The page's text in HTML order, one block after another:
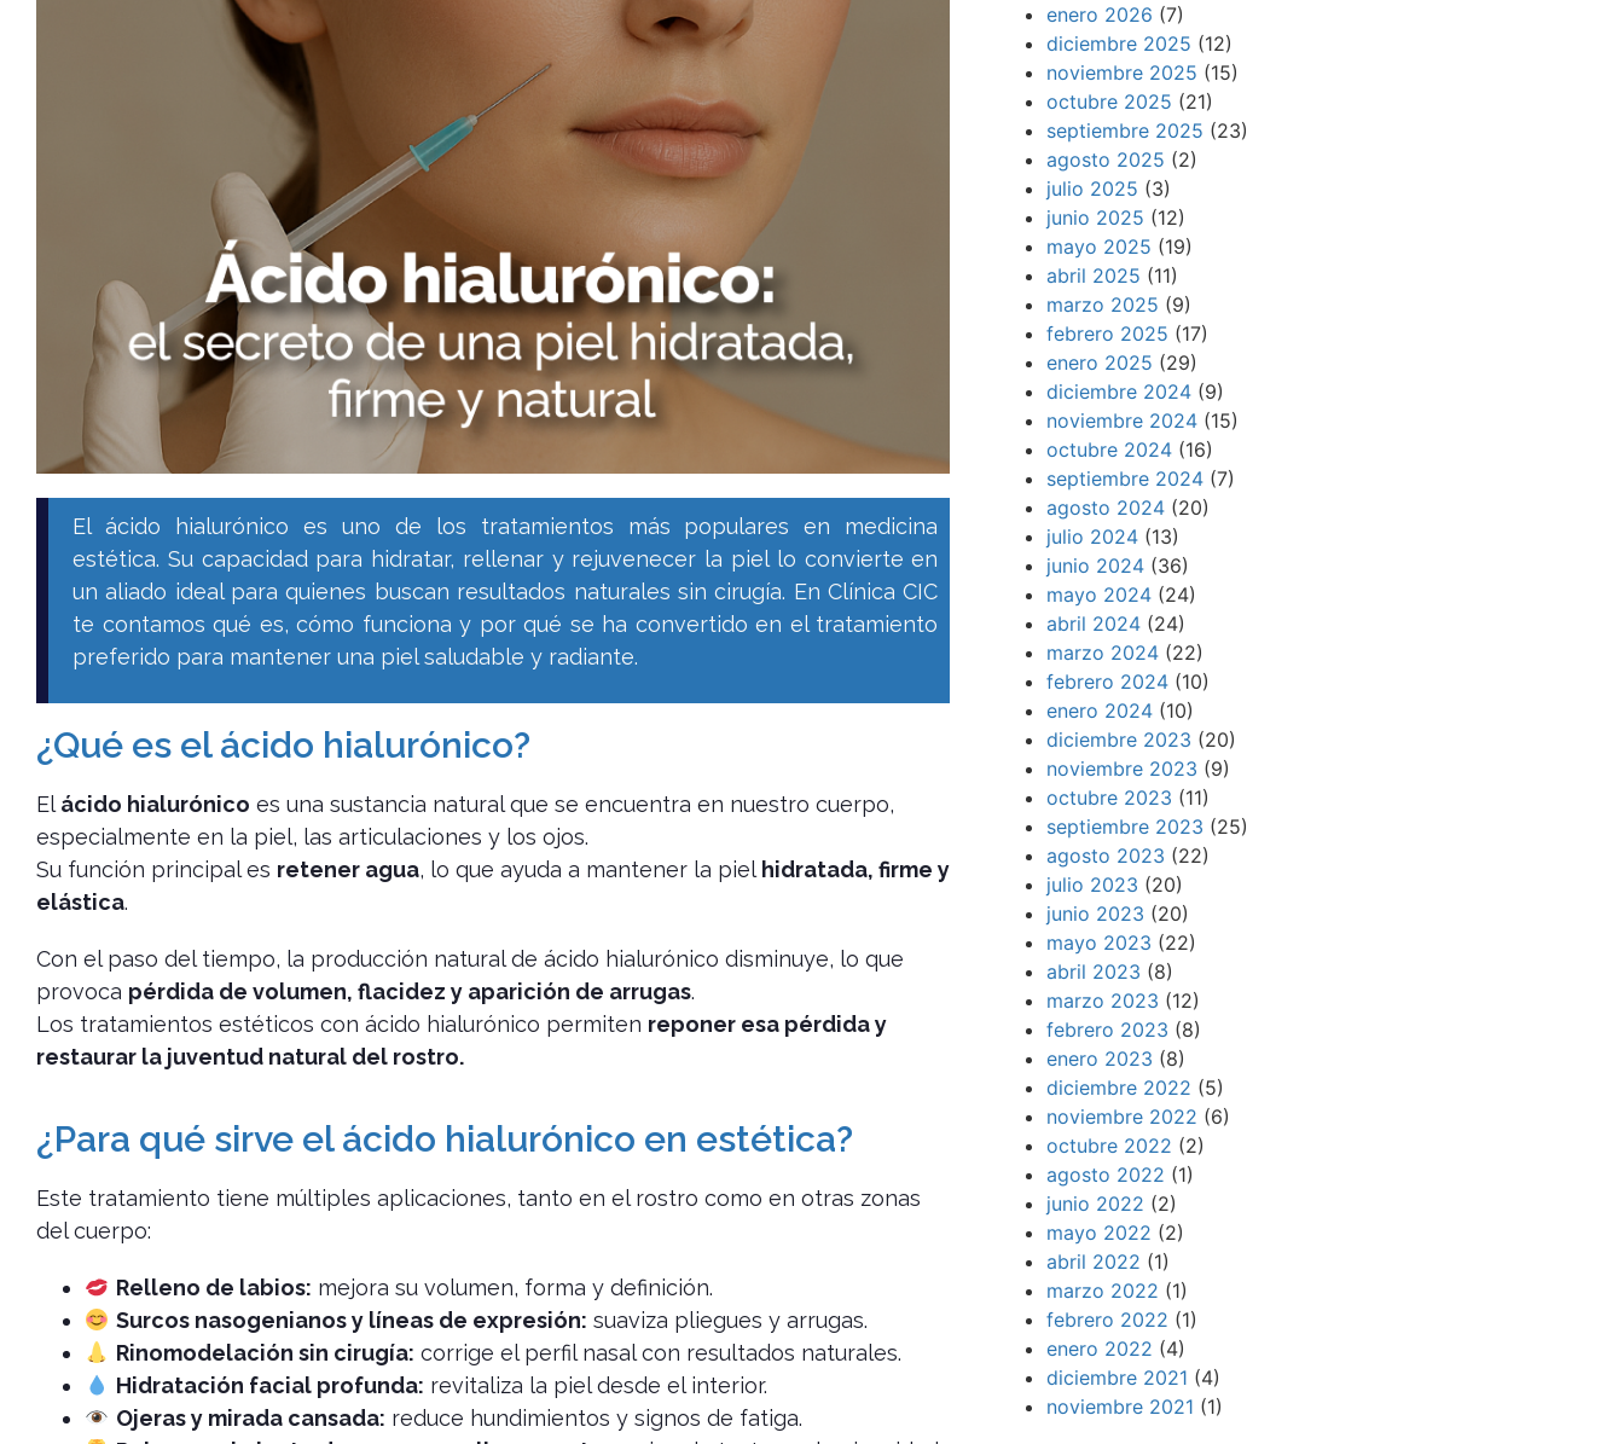
El ácido hialurónico es uno de los tratamientos más populares en medicina
estética. Su capacidad para hidratar, rellenar y rejuvenecer la piel lo convierte en
un aliado ideal para quienes buscan resultados naturales sin cirugía. En Clínica CIC
te contamos qué es, cómo funciona y por qué se ha convertido en el tratamiento
preferido para mantener una piel saludable y radiante.
¿Qué es el ácido hialurónico?
Elácido hialurónico es una sustancia natural que se encuentra en nuestro cuerpo,
especialmente en la piel, las articulaciones y los ojos.
Su función principal es retener agua, lo que ayuda a mantener la piel hidratada, firme y
elástica.
Con el paso del tiempo, la producción natural de ácido hialurónico disminuye, lo que
provoca pérdida de volumen, flacidez y aparición de arrugas.
Los tratamientos estéticos con ácido hialurónico permiten reponer esa pérdida y
restaurar la juventud natural del rostro.
¿Para qué sirve el ácido hialurónico en estética?
Este tratamiento tiene múltiples aplicaciones, tanto en el rostro como en otras zonas
del cuerpo:
Relleno de labios: mejora su volumen, forma y definición.
Surcos nasogenianos y líneas de expresión: suaviza pliegues y arrugas.
Rinomodelación sin cirugía: corrige el perfil nasal con resultados naturales.
Hidratación facial profunda: revitaliza la piel desde el interior.
Ojeras y mirada cansada: reduce hundimientos y signos de fatiga.
enero 2026 (7)
diciembre 2025 (12)
noviembre 2025 (15)
octubre 2025 (21)
septiembre 2025 (23)
agosto 2025 (2)
julio 2025 (3)
junio 2025 (12)
mayo 2025 (19)
abril 2025 (11)
marzo 2025 (9)
febrero 2025 (17)
enero 2025 (29)
diciembre 2024 (9)
noviembre 2024 (15)
octubre 2024 (16)
septiembre 2024 (7)
agosto 2024 (20)
julio 2024 (13)
junio 2024 (36)
mayo 2024 (24)
abril 2024 (24)
marzo 2024 (22)
febrero 2024 (10)
enero 2024 (10)
diciembre 2023 (20)
noviembre 2023 (9)
octubre 2023 (11)
septiembre 2023 (25)
agosto 2023 (22)
julio 2023 (20)
junio 2023 (20)
mayo 2023 (22)
abril 2023 (8)
marzo 2023 (12)
febrero 2023 (8)
enero 2023 (8)
diciembre 2022 (5)
noviembre 2022 (6)
octubre 2022 (2)
agosto 2022 (1)
junio 2022 (2)
mayo 2022 (2)
abril 2022 (1)
marzo 2022 (1)
febrero 2022 (1)
enero 2022 (4)
diciembre 2021 (4)
noviembre 2021 (1)